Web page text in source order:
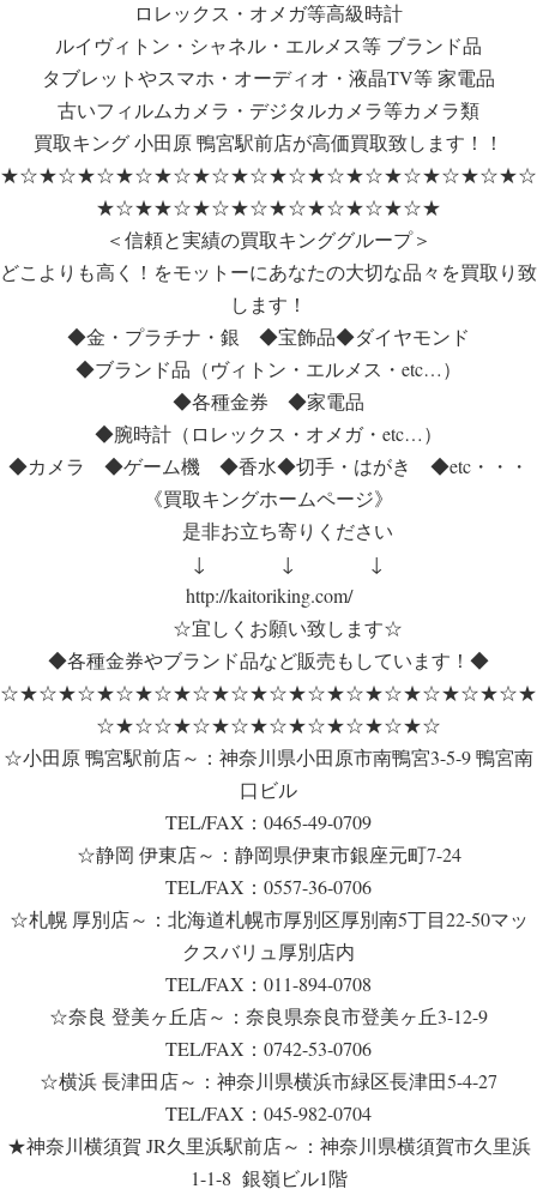
ロレックス・オメガ等高級時計
ルイヴィトン・シャネル・エルメス等 ブランド品
タブレットやスマホ・オーディオ・液晶TV等 家電品
古いフィルムカメラ・デジタルカメラ等カメラ類
買取キング 小田原 鴨宮駅前店が高価買取致します！！
★☆★☆★☆★☆★☆★☆★☆★☆★☆★☆★☆★☆★☆★☆
★☆★★☆★☆★☆★☆★☆★☆★☆★
＜信頼と実績の買取キンググループ＞
どこよりも高く！をモットーにあなたの大切な品々を買取り致
します！
◆金・プラチナ・銀 ◆宝飾品◆ダイヤモンド
◆ブランド品（ヴィトン・エルメス・etc…）
◆各種金券 ◆家電品
◆腕時計（ロレックス・オメガ・etc…）
◆カメラ ◆ゲーム機 ◆香水◆切手・はがき ◆etc・・・
《買取キングホームページ》
是非お立ち寄りください
↓ ↓ ↓
http://kaitoriking.com/
☆宜しくお願い致します☆
◆各種金券やブランド品など販売もしています！◆
☆★☆★☆★☆★☆★☆★☆★☆★☆★☆★☆★☆★☆★☆★
☆★☆☆★☆★☆★☆★☆★☆★☆★☆
☆小田原 鴨宮駅前店～：神奈川県小田原市南鴨宮3-5-9 鴨宮南
口ビル
TEL/FAX：0465-49-0709
☆静岡 伊東店～：静岡県伊東市銀座元町7-24
TEL/FAX：0557-36-0706
☆札幌 厚別店～：北海道札幌市厚別区厚別南5丁目22-50マッ
クスバリュ厚別店内
TEL/FAX：011-894-0708
☆奈良 登美ヶ丘店～：奈良県奈良市登美ヶ丘3-12-9
TEL/FAX：0742-53-0706
☆横浜 長津田店～：神奈川県横浜市緑区長津田5-4-27
TEL/FAX：045-982-0704
★神奈川横須賀 JR久里浜駅前店～：神奈川県横須賀市久里浜
1-1-8 銀嶺ビル1階